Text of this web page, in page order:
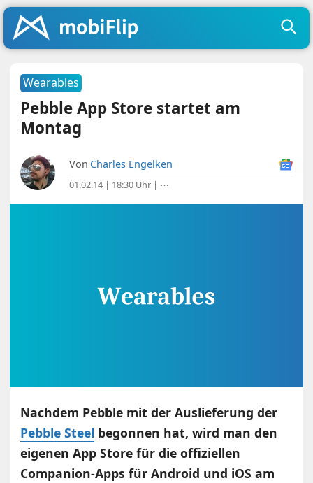
Wearables
Pebble App Store startet am
Montag
Von Charles Engelken
01.02.14 | 18:30 Uhr | ⋯
Nachdem Pebble mit der Auslieferung der
Pebble Steel begonnen hat, wird man den
eigenen App Store für die offiziellen
Companion-Apps für Android und iOS am